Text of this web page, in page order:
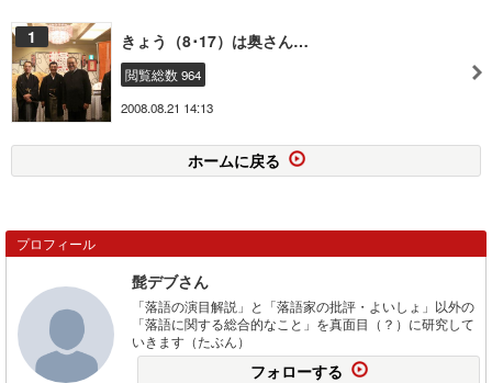
1 きょう（8･17）は奥さん…
閲覧総数 964
2008.08.21 14:13
ホームに戻る
プロフィール
髭デブさん
「落語の演目解説」と「落語家の批評・よいしょ」以外の
「落語に関する総合的なこと」を真面目（？）に研究して
いきます（たぶん）
フォローする